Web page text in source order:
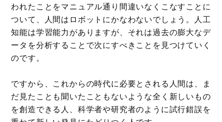
われたことをマニュアル通り間違いなくこなすことに
ついて、人間はロボットにかなわないでしょう。人工
知能は学習能力がありますが、それは過去の膨大なデ
ータを分析することで次にすべきことを見つけていく
のです。
ですから、これからの時代に必要とされる人間は、ま
だ見たことも聞いたこともないような全く新しいもの
を創造できる人、科学者や研究者のように試行錯誤を